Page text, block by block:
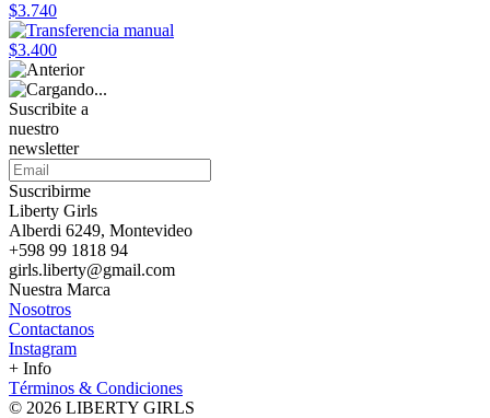
$3.740
$3.400
Suscribite a
nuestro
newsletter
Suscribirme
Liberty Girls
Alberdi 6249, Montevideo
+598 99 1818 94
girls.liberty@gmail.com
Nuestra Marca
Nosotros
Contactanos
Instagram
+ Info
Términos & Condiciones
© 2026 LIBERTY GIRLS